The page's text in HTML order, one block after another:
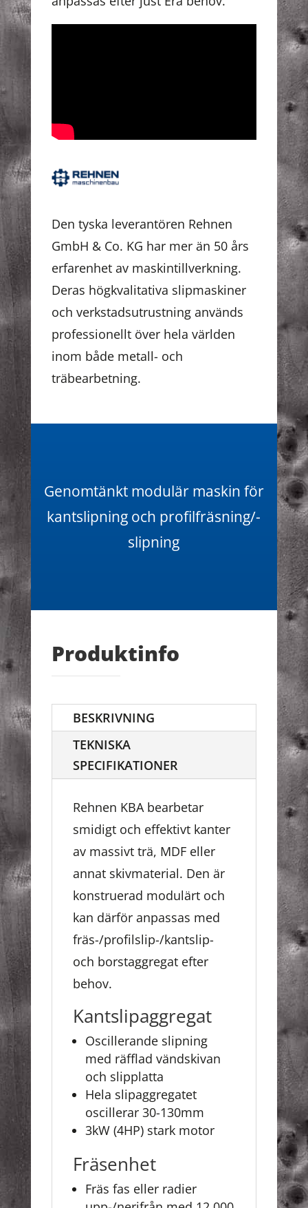
Den tyska leverantören Rehnen
GmbH & Co. KG har mer än 50 års
erfarenhet av maskintillverkning.
Deras högkvalitativa slipmaskiner
och verkstadsutrustning används
professionellt över hela världen
inom både metall- och
träbearbetning.
Genomtänkt modulär maskin för
kantslipning och profilfräsning/-
slipning
Produktinfo
BESKRIVNING
TEKNISKA
SPECIFIKATIONER
Rehnen KBA bearbetar
smidigt och effektivt kanter
av massivt trä, MDF eller
annat skivmaterial. Den är
konstruerad modulärt och
kan därför anpassas med
fräs-/profilslip-/kantslip-
och borstaggregat efter
behov.
Kantslipaggregat
Oscillerande slipning
med räfflad vändskivan
och slipplatta
Hela slipaggregatet
oscillerar 30-130mm
3kW (4HP) stark motor
Fräsenhet
Fräs fas eller radier